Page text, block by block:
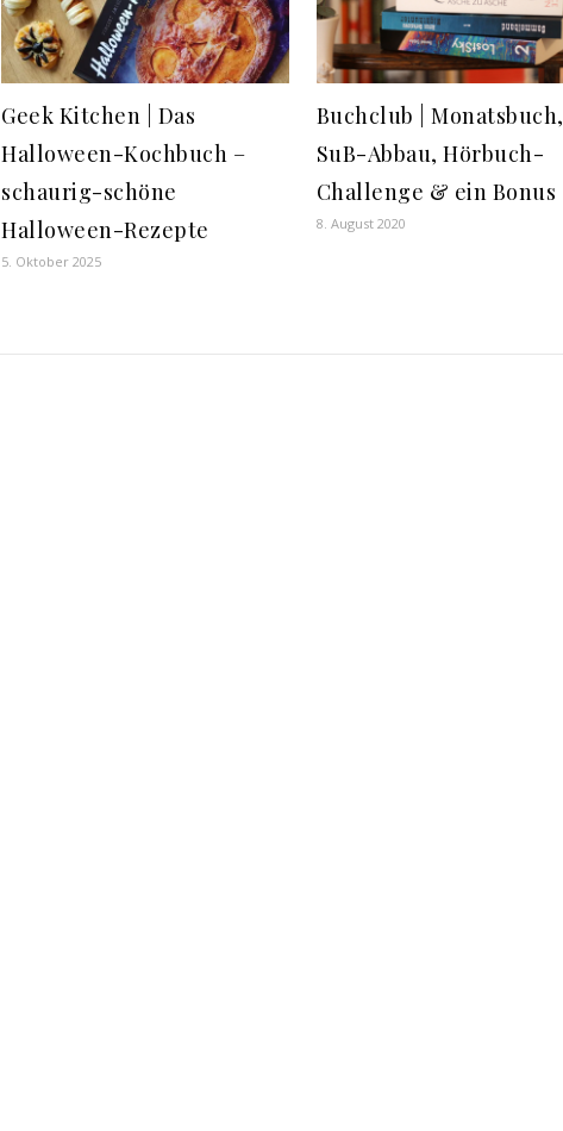
Geek Kitchen | Das
Halloween-Kochbuch –
schaurig-schöne
Halloween-Rezepte
5. Oktober 2025
Buchclub | Monatsbuch,
SuB-Abbau, Hörbuch-
Challenge & ein Bonus
8. August 2020